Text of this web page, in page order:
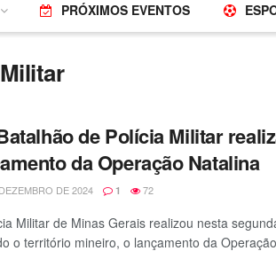
PRÓXIMOS EVENTOS
de Polícia Militar
da Operação Natalina
DE 2024 1 72
Militar de Minas Gerais realizou nesta
o território mineiro, o lançamento da